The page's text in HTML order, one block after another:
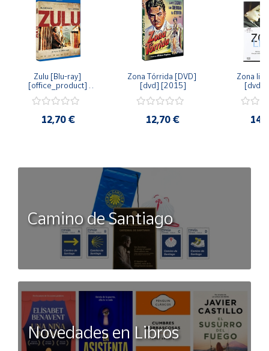
Zulu [Blu-ray]
[office_product]
12,70 €
Zona Tórrida [DVD]
[dvd] [2015]
12,70 €
Zona
[dvd]
Camino de Santiago
Novedades en Libros